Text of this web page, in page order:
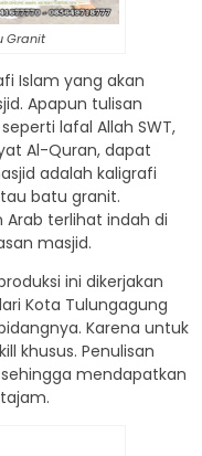
Granit
Islam yang akan
Apapun tulisan
lafal Allah SWT,
Al-Quran, dapat
adalah kaligrafi
batu granit.
Arab terlihat indah di
masjid.
ini dikerjakan
Kota Tulungagung
Karena untuk
khusus. Penulisan
mendapatkan